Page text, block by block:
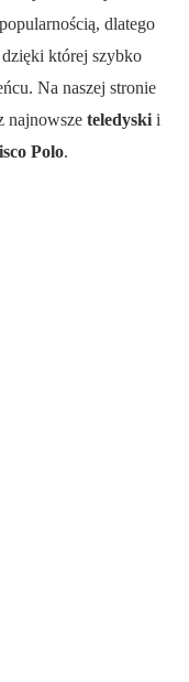
dlatego
której szybko
Na naszej stronie
najnowsze teledyski i
Polo.